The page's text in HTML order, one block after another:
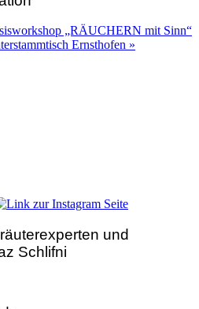
„RÄUCHERN mit Sinn“
Ernsthofen »
und
Schlifni